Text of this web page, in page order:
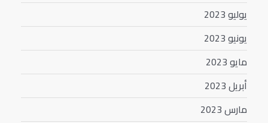
يوليو 2023
يونيو 2023
مايو 2023
أبريل 2023
مارس 2023